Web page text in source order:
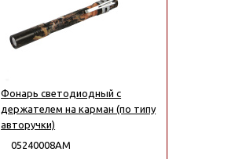
Фонарь светодиодный с
держателем на карман (по типу
авторучки)
05240008АМ